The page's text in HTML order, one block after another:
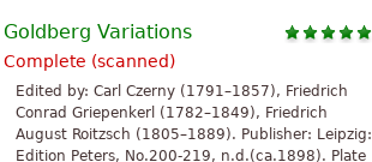
Goldberg Variations
Complete (scanned)
Edited by: Carl Czerny (1791–1857), Friedrich
Conrad Griepenkerl (1782–1849), Friedrich
August Roitzsch (1805–1889). Publisher: Leipzig:
Edition Peters, No.200-219, n.d.(ca.1898). Plate